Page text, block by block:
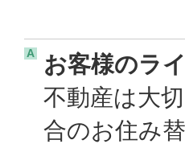
A
お客様のラ
不動産は大
合のお住み